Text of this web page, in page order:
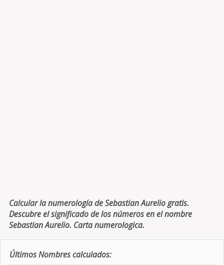
Calcular la numerología de Sebastian Aurelio gratis.
Descubre el significado de los números en el nombre
Sebastian Aurelio. Carta numerologica.
Últimos Nombres calculados: